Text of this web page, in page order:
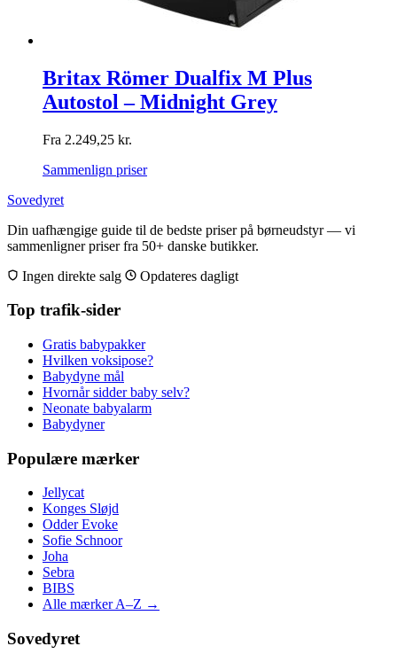
Britax Römer Dualfix M Plus
Autostol – Midnight Grey
Fra 2.249,25 kr.
Sammenlign priser
Sovedyret
Din uafhængige guide til de bedste priser på børneudstyr — vi
sammenligner priser fra 50+ danske butikker.
Ingen direkte salg
Opdateres dagligt
Top trafik-sider
Gratis babypakker
Hvilken voksipose?
Babydyne mål
Hvornår sidder baby selv?
Neonate babyalarm
Babydyner
Populære mærker
Jellycat
Konges Sløjd
Odder Evoke
Sofie Schnoor
Joha
Sebra
BIBS
Alle mærker A–Z →
Sovedyret